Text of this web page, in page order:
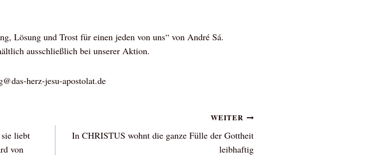
Lösung und Trost für einen jeden von uns“ von André Sá.
ausschließlich bei unserer Aktion.
herz-jesu-apostolat.de
liebt
von
WEITER
In CHRISTUS wohnt die ganze Fülle der Gottheit
leibhaftig